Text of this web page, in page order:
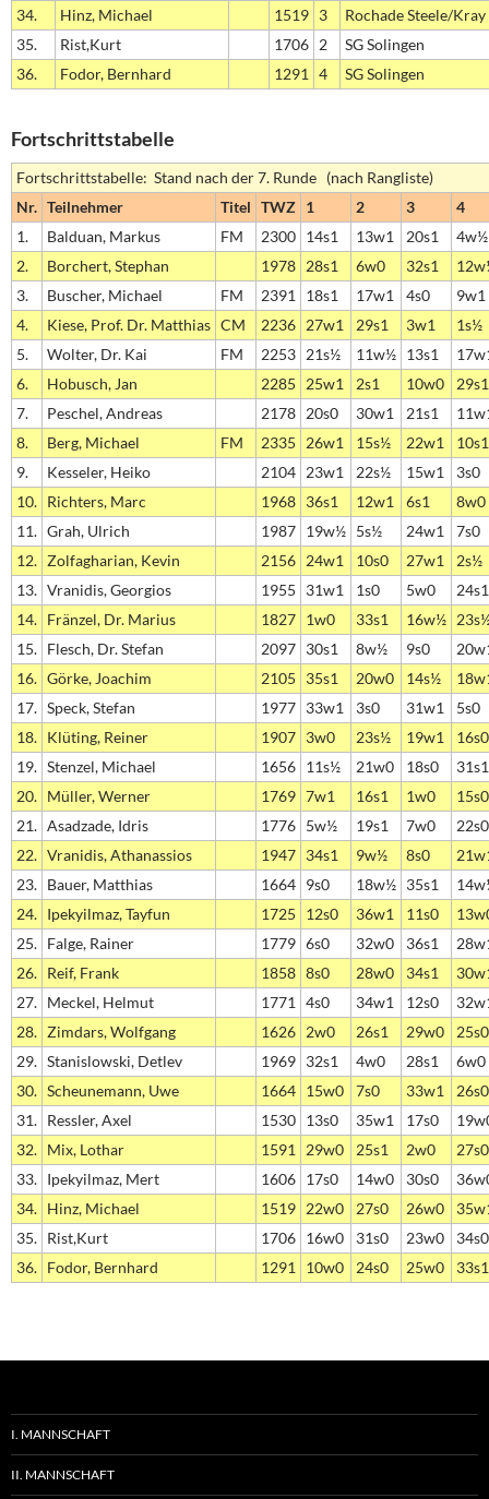
34.
Hinz, Michael 1519 3
Rochade Steele/Kray
35.
Rist,Kurt 1706 2
SG Solingen
36.
Fodor, Bernhard 1291 4 SG Solingen
Fortschrittstabelle
Fortschrittstabelle: Stand nach der 7. Runde (nach Rangliste)
Nr. Teilnehmer Titel TWZ 1 2 3
4
1.
Balduan, Markus FM 2300 14s1 13w1 20s1
4w½
2.
Borchert, Stephan 1978 28s1 6w0 32s1
3.
Buscher, Michael FM 2391 18s1 17w1 4s0
9w1
4.
Kiese, Prof. Dr. Matthias CM 2236 27w1 29s1 3w1
1s½
5.
Wolter, Dr. Kai FM 2253 21s½ 11w½ 13s1
6.
Hobusch, Jan 2285 25w1 2s1 10w0
29s1
7.
Peschel, Andreas 2178 20s0 30w1 21s1
8.
Berg, Michael FM 2335 26w1 15s½ 22w1
10s1
9.
Kesseler, Heiko 2104 23w1 22s½ 15w1
3s0
10. Richters, Marc 1968 36s1 12w1 6s1
8w0
11. Grah, Ulrich 1987 19w½ 5s½ 24w1
7s0
12. Zolfagharian, Kevin 2156 24w1 10s0 27w1
2s½
13. Vranidis, Georgios 1955 31w1 1s0 5w0
24s1
14. Fränzel, Dr. Marius 1827 1w0 33s1 16w½
15. Flesch, Dr. Stefan 2097 30s1 8w½ 9s0
16. Görke, Joachim 2105 35s1 20w0 14s½
17. Speck, Stefan 1977 33w1 3s0 31w1
5s0
18. Klüting, Reiner 1907 3w0 23s½ 19w1
16s0
19. Stenzel, Michael 1656 11s½ 21w0 18s0
31s1
20. Müller, Werner 1769 7w1 16s1 1w0
15s0
21. Asadzade, Idris 1776 5w½ 19s1 7w0
22s0
22. Vranidis, Athanassios 1947 34s1 9w½ 8s0
23. Bauer, Matthias 1664 9s0 18w½ 35s1
24. Ipekyilmaz, Tayfun 1725 12s0 36w1 11s0
25. Falge, Rainer 1779 6s0 32w0 36s1
26. Reif, Frank 1858 8s0 28w0 34s1
27. Meckel, Helmut 1771 4s0 34w1 12s0
28. Zimdars, Wolfgang 1626 2w0 26s1 29w0
25s0
29. Stanislowski, Detlev 1969 32s1 4w0 28s1
6w0
30. Scheunemann, Uwe 1664 15w0 7s0 33w1
26s0
31. Ressler, Axel 1530 13s0 35w1 17s0
32. Mix, Lothar 1591 29w0 25s1 2w0
27s0
33. Ipekyilmaz, Mert 1606 17s0 14w0 30s0
34. Hinz, Michael 1519 22w0 27s0 26w0
35. Rist,Kurt 1706 16w0 31s0 23w0
34s0
36. Fodor, Bernhard 1291 10w0 24s0 25w0 33s1
I. MANNSCHAFT
II. MANNSCHAFT